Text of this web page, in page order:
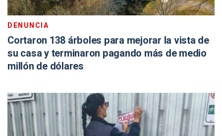
DENUNCIA
Cortaron 138 árboles para mejorar la vista de
su casa y terminaron pagando más de medio
millón de dólares